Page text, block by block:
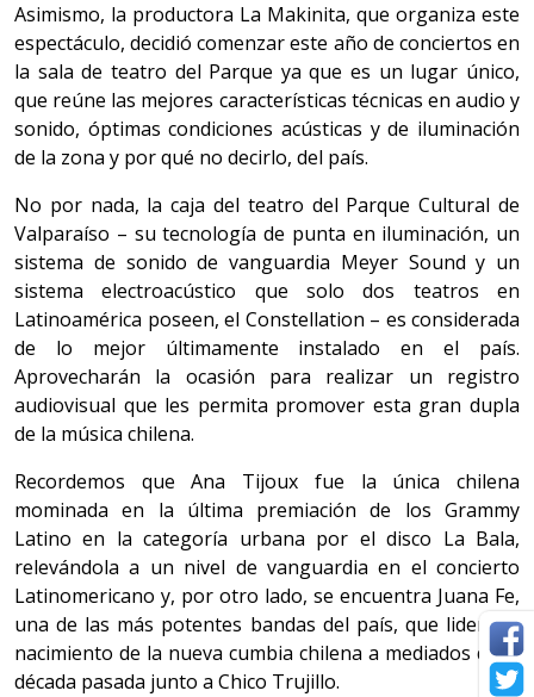
Asimismo, la productora La Makinita, que organiza este
espectáculo, decidió comenzar este año de conciertos en
la sala de teatro del Parque ya que es un lugar único,
que reúne las mejores características técnicas en audio y
sonido, óptimas condiciones acústicas y de iluminación
de la zona y por qué no decirlo, del país.
No por nada, la caja del teatro del Parque Cultural de
Valparaíso – su tecnología de punta en iluminación, un
sistema de sonido de vanguardia Meyer Sound y un
sistema electroacústico que solo dos teatros en
Latinoamérica poseen, el Constellation – es considerada
de lo mejor últimamente instalado en el país.
Aprovecharán la ocasión para realizar un registro
audiovisual que les permita promover esta gran dupla
de la música chilena.
Recordemos que Ana Tijoux fue la única chilena
mominada en la última premiación de los Grammy
Latino en la categoría urbana por el disco La Bala,
relevándola a un nivel de vanguardia en el concierto
Latinomericano y, por otro lado, se encuentra Juana Fe,
una de las más potentes bandas del país, que lideró el
nacimiento de la nueva cumbia chilena a mediados de la
década pasada junto a Chico Trujillo.